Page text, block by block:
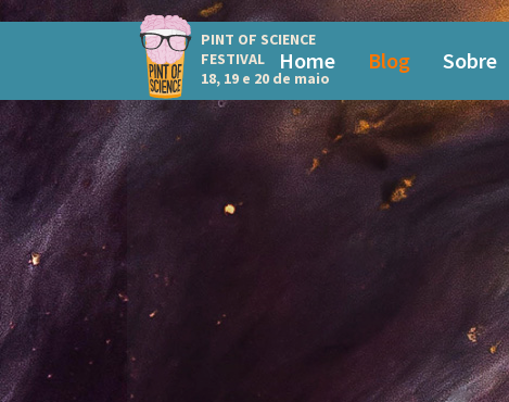
PINT OF SCIENCE
FESTIVAL
18, 19 e 20 de maio
Home Blog Sobre